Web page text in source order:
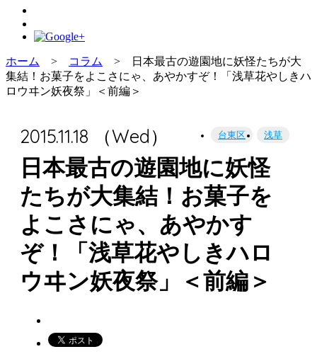
ホーム > コラム
> 日本最古の遊園地に妖怪たちが大
集結！お菓子をよこさにゃ、あやかすぞ！「浅草花やしきハ
ロウヰン妖夜祭」＜前編＞
2015.11.18 （Wed） 台東区 浅草
日本最古の遊園地に妖怪
たちが大集結！お菓子を
よこさにゃ、あやかす
ぞ！「浅草花やしきハロ
ウヰン妖夜祭」＜前編＞